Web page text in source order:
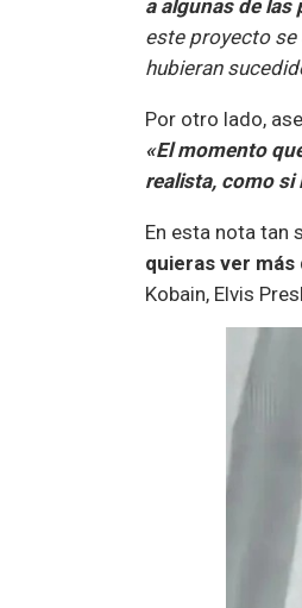
a algunas de
este proyecto se
hubieran
Por otro lado,
«El momento
realista, como
En esta nota tan
quieras ver
Kobain, Elvis